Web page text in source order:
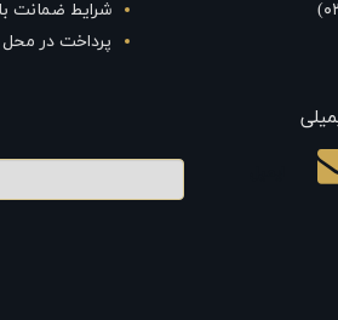
شرایط ضمانت
پرداخت در محل